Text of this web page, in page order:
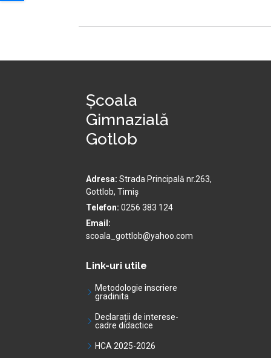
Școala
Gimnazială
Gotlob
Adresa: Strada Principală nr.263,
Gottlob, Timiș
Telefon: 0256 383 124
Email:
scoala_gottlob@yahoo.com
Link-uri utile
Metodologie inscriere
gradinita
Declarații de interese-
cadre didactice
HCA 2025-2026